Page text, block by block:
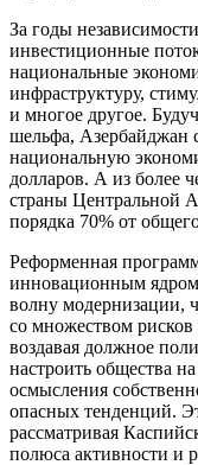
За годы
инвестиционные
национальные
инфраструктуру,
и многое другое.
шельфа, Азербайджан
национальную
долларов. А из более
страны Центральной
порядка 70% от
Реформенная
инновационным
волну модернизации,
со множеством
воздавая должное
настроить общества
осмысления
опасных тенденций.
рассматривая
полюса активности и